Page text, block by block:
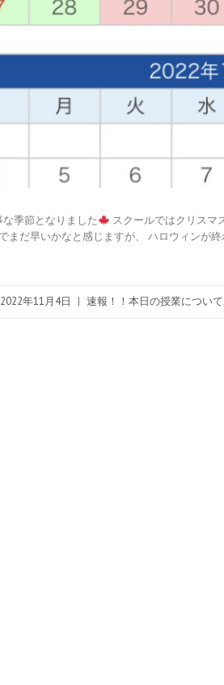
季節となりました スクールではクリスマ
まだ早いかなと感じますが、 ハロウィンが
2022年11月4日 | 速報！！本日の授業について,